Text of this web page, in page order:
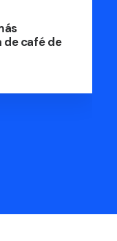
de café de